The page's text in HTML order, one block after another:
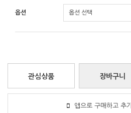
옵션
장바구니
관심상품
앱으로 구매하고 추